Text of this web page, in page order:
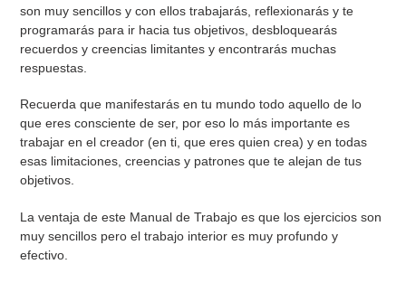
son muy sencillos y con ellos trabajarás, reflexionarás y te
programarás para ir hacia tus objetivos, desbloquearás
recuerdos y creencias limitantes y encontrarás muchas
respuestas.
Recuerda que manifestarás en tu mundo todo aquello de lo
que eres consciente de ser, por eso lo más importante es
trabajar en el creador (en ti, que eres quien crea) y en todas
esas limitaciones, creencias y patrones que te alejan de tus
objetivos.
La ventaja de este Manual de Trabajo es que los ejercicios son
muy sencillos pero el trabajo interior es muy profundo y
efectivo.